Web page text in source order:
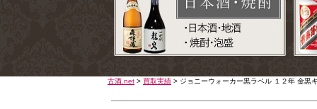
古酒.net > 買取実績 > ジョニーウォーカー黒ラベル １２年 金